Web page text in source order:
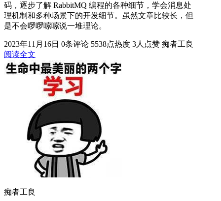
码，逐步了解 RabbitMQ 编程的各种细节，学会消息处
理机制和多种场景下的开发细节。虽然文章比较长，但
是不会啰啰嗦嗦说一堆理论。
2023年11月16日 0条评论 5538点热度 3人点赞 痴者工良
阅读全文
痴者工良